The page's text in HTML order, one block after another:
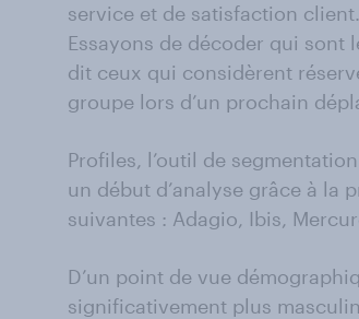
service et de satisfaction client.
Essayons de décoder qui
dit ceux qui considèrent
groupe lors d’un prochain
Profiles, l’outil de
un début d’analyse grâce à la
suivantes : Adagio, Ibis,
D’un point de vue
significativement plus